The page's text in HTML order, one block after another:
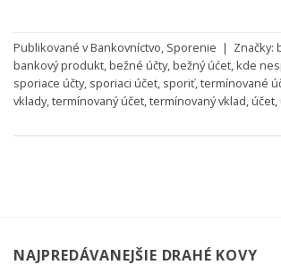
Publikované vBankovníctvo, Sporenie | Značky:
bankový produkt,bežné účty,bežný úćet,kde
sporiace účty, sporiaci účet, sporiť,termínované
vklady,termínovaný účet,termínovaný vklad,účet,
NAJPREDÁVANEJŠIE DRAHÉ KOVY